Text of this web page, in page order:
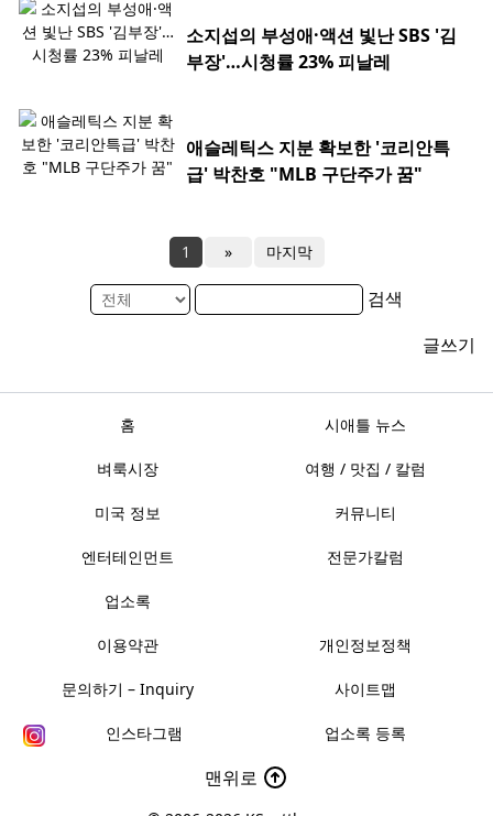
소지섭의 부성애·액션 빛난 SBS '김
부장'…시청률 23% 피날레
애슬레틱스 지분 확보한 '코리안특
급' 박찬호 "MLB 구단주가 꿈"
1 » 마지막
검색
글쓰기
홈 시애틀 뉴스
벼룩시장 여행 / 맛집 / 칼럼
미국 정보 커뮤니티
엔터테인먼트 전문가칼럼
업소록
이용약관 개인정보정책
문의하기 – Inquiry 사이트맵
인스타그램 업소록 등록
맨위로